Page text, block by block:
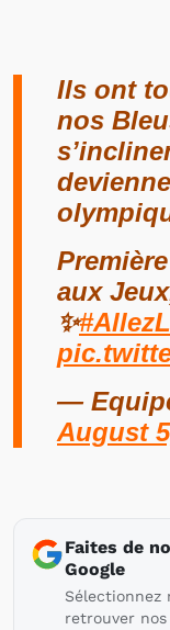
Ils ont
nos
aux
✨
—
August
Faites de
Google
Sélectionnez
retrouver